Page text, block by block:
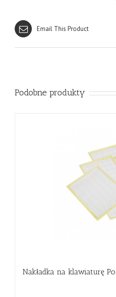
Email This Product
Podobne produkty
Nakładka na klawiaturę